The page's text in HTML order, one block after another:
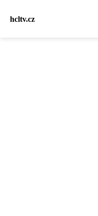
hcltv.cz